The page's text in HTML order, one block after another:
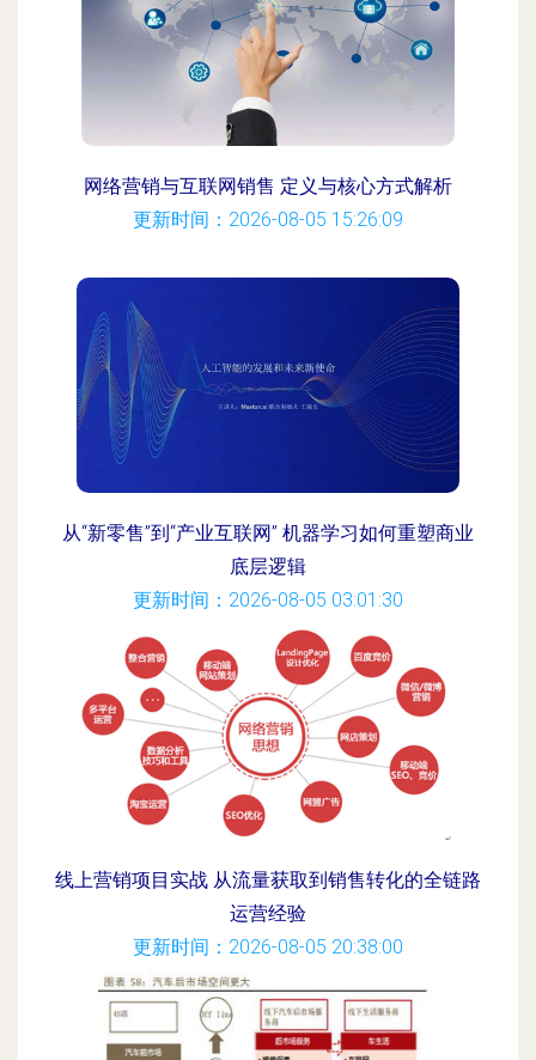
网络营销与互联网销售 定义与核心方式解析
更新时间：2026-08-05 15:26:09
从“新零售”到“产业互联网” 机器学习如何重塑商业
底层逻辑
更新时间：2026-08-05 03:01:30
线上营销项目实战 从流量获取到销售转化的全链路
运营经验
更新时间：2026-08-05 20:38:00